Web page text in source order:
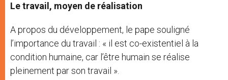
Le travail, moyen de réalisation
A propos du développement, le pape souligné
l’importance du travail : « il est co-existentiel à la
condition humaine, car l’être humain se réalise
pleinement par son travail ».